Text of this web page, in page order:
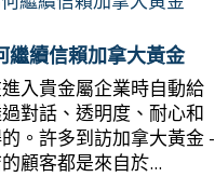
繼續信賴加拿大黃金
入貴金屬企業時自動給
對話、透明度、耐心和
。許多到訪加拿大黃金 -
顧客都是來自於...